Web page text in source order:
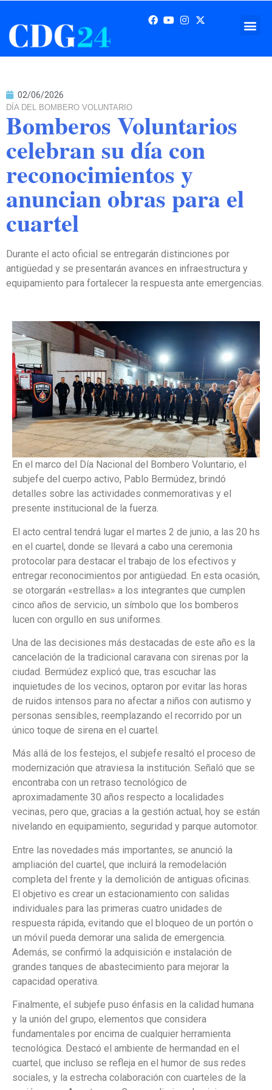
02/06/2026
DÍA DEL BOMBERO VOLUNTARIO
Bomberos Voluntarios
celebran su día con
reconocimientos y
anuncian obras para el
cuartel
Durante el acto oficial se entregarán distinciones por
antigüedad y se presentarán avances en infraestructura y
equipamiento para fortalecer la respuesta ante emergencias.
En el marco del Día Nacional del Bombero Voluntario, el
subjefe del cuerpo activo, Pablo Bermúdez, brindó
detalles sobre las actividades conmemorativas y el
presente institucional de la fuerza.
El acto central tendrá lugar el martes 2 de junio, a las 20 hs
en el cuartel, donde se llevará a cabo una ceremonia
protocolar para destacar el trabajo de los efectivos y
entregar reconocimientos por antigüedad. En esta ocasión,
se otorgarán «estrellas» a los integrantes que cumplen
cinco años de servicio, un símbolo que los bomberos
lucen con orgullo en sus uniformes.
Una de las decisiones más destacadas de este año es la
cancelación de la tradicional caravana con sirenas por la
ciudad. Bermúdez explicó que, tras escuchar las
inquietudes de los vecinos, optaron por evitar las horas
de ruidos intensos para no afectar a niños con autismo y
personas sensibles, reemplazando el recorrido por un
único toque de sirena en el cuartel.
Más allá de los festejos, el subjefe resaltó el proceso de
modernización que atraviesa la institución. Señaló que se
encontraba con un retraso tecnológico de
aproximadamente 30 años respecto a localidades
vecinas, pero que, gracias a la gestión actual, hoy se están
nivelando en equipamiento, seguridad y parque automotor.
Entre las novedades más importantes, se anunció la
ampliación del cuartel, que incluirá la remodelación
completa del frente y la demolición de antiguas oficinas.
El objetivo es crear un estacionamiento con salidas
individuales para las primeras cuatro unidades de
respuesta rápida, evitando que el bloqueo de un portón o
un móvil pueda demorar una salida de emergencia.
Además, se confirmó la adquisición e instalación de
grandes tanques de abastecimiento para mejorar la
capacidad operativa.
Finalmente, el subjefe puso énfasis en la calidad humana
y la unión del grupo, elementos que considera
fundamentales por encima de cualquier herramienta
tecnológica. Destacó el ambiente de hermandad en el
cuartel, que incluso se refleja en el humor de sus redes
sociales, y la estrecha colaboración con cuarteles de la